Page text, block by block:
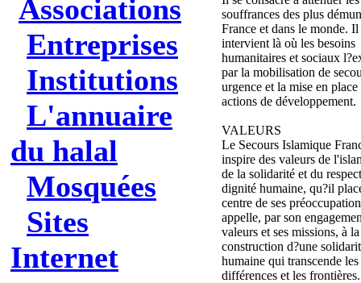
Associations
Entreprises
Institutions
L'annuaire
du halal
Mosquées
Sites
Internet
souffrances des plus
France et dans le monde. Il
intervient là où les besoins
humanitaires et sociaux
par la mobilisation de
urgence et la mise en place
actions de développement.
VALEURS
Le Secours Islamique
inspire des valeurs de
de la solidarité et du
dignité humaine, qu?il
centre de ses
appelle, par son
valeurs et ses missions, à la
construction d?une
humaine qui transcende les
différences et les frontières.